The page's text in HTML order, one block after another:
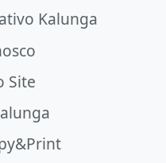
Kalunga
Site